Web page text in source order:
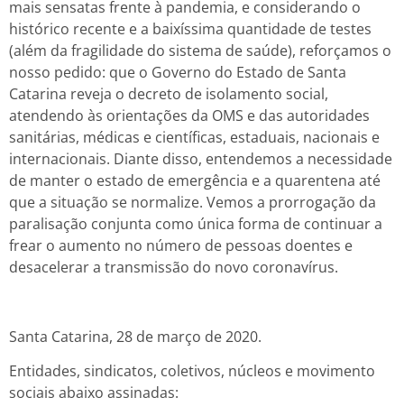
mais sensatas frente à pandemia, e considerando o
histórico recente e a baixíssima quantidade de testes
(além da fragilidade do sistema de saúde), reforçamos o
nosso pedido: que o Governo do Estado de Santa
Catarina reveja o decreto de isolamento social,
atendendo às orientações da OMS e das autoridades
sanitárias, médicas e científicas, estaduais, nacionais e
internacionais. Diante disso, entendemos a necessidade
de manter o estado de emergência e a quarentena até
que a situação se normalize. Vemos a prorrogação da
paralisação conjunta como única forma de continuar a
frear o aumento no número de pessoas doentes e
desacelerar a transmissão do novo coronavírus.
Santa Catarina, 28 de março de 2020.
Entidades, sindicatos, coletivos, núcleos e movimento
sociais abaixo assinadas: